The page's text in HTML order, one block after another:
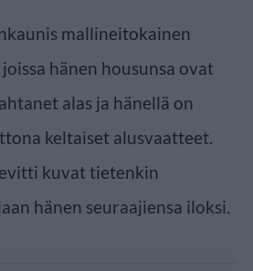
mallineitokainen
hänen housunsa ovat
alas ja hänellä on
keltaiset alusvaatteet.
kuvat tietenkin
hänen seuraajiensa iloksi.